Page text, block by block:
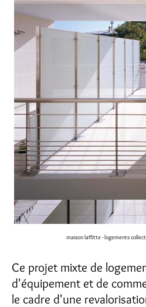
maison laffitte - logements
Ce projet mixte de
d'équipement et de
le cadre d'une